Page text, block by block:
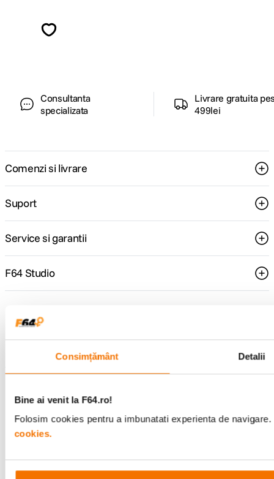
Consimțământ Detalii
Bine ai venit la F64.ro!
Folosim cookies pentru a imbunatati experienta de
cookies.
Consultanta
specializata
Livrare gratuita
499lei
Comenzi si livrare
Suport
Service si garantii
F64 Studio
Comenzi si suport
09:00 - 21:00